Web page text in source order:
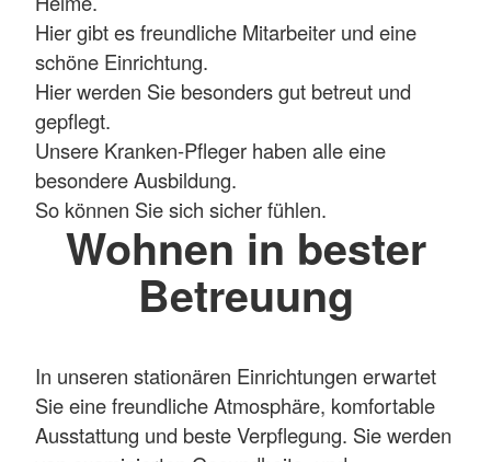
Hier gibt es freundliche Mitarbeiter und eine
schöne Einrichtung.
Hier werden Sie besonders gut betreut und
gepflegt.
Unsere Kranken-Pfleger haben alle eine
besondere Ausbildung.
So können Sie sich sicher fühlen.
Wohnen in bester
Betreuung
In unseren stationären Einrichtungen erwartet
Sie eine freundliche Atmosphäre, komfortable
Ausstattung und beste Verpflegung. Sie werden